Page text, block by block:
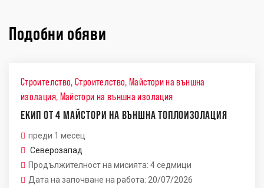
Подобни обяви
Строителство,Строителство, Майстори на външна
изолация, Майстори на външна изолация
ЕКИП ОТ 4 МАЙСТОРИ НА ВЪНШНА ТОПЛОИЗОЛАЦИЯ
преди 1 месец
Северозапад
Продължителност на мисията: 4 седмици
Дата на започване на работа: 20/07/2026